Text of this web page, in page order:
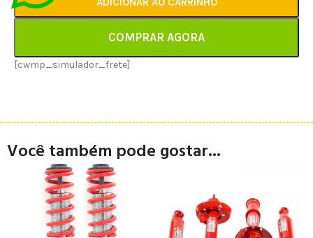
COMPRAR AGORA
[cwmp_simulador_frete]
Você também pode gostar...